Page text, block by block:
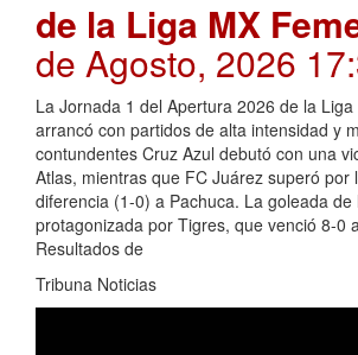
de la Liga MX
de Agosto, 2026
La Jornada 1 del Apertura 2026 de la
arrancó con partidos de alta intensidad y
contundentes Cruz Azul debutó con una
Atlas, mientras que FC Juárez superó por
diferencia (1-0) a Pachuca. La goleada de
protagonizada por Tigres, que venció 8-0
Resultados de
Tribuna Noticias